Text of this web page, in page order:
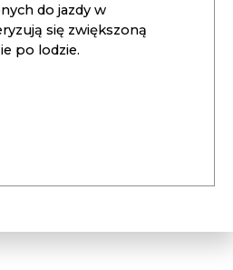
do jazdy w
się zwiększoną
po lodzie.